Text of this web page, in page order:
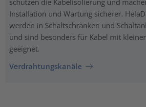
schützen die Kabelisolierung und
Installation und Wartung sicherer.
werden in Schaltschränken und
und sind besonders für Kabel mit
geeignet.
Verdrahtungskanäle